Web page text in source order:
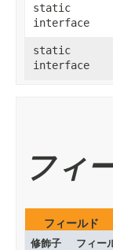
static
interface
static
interface
フィ
フィールド
修飾子
フィー